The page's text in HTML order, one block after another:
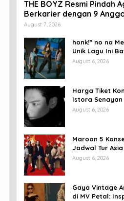
THE BOYZ Resmi Pindah
Berkarier dengan 9
August 7, 2026
honk!” no na
Unik Lagu Ini
Indonesia
August 6, 2026
Harga Tiket
Istora
2026
August 6, 2026
Maroon 5
Jadwal Tur Asia
Dirilis
August 6, 2026
Gaya Vintage
di MV Petal: